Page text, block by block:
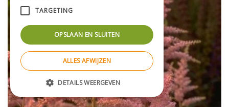
TARGETING
OPSLAAN EN SLUITEN
ALLES AFWIJZEN
DETAILS WEERGEVEN